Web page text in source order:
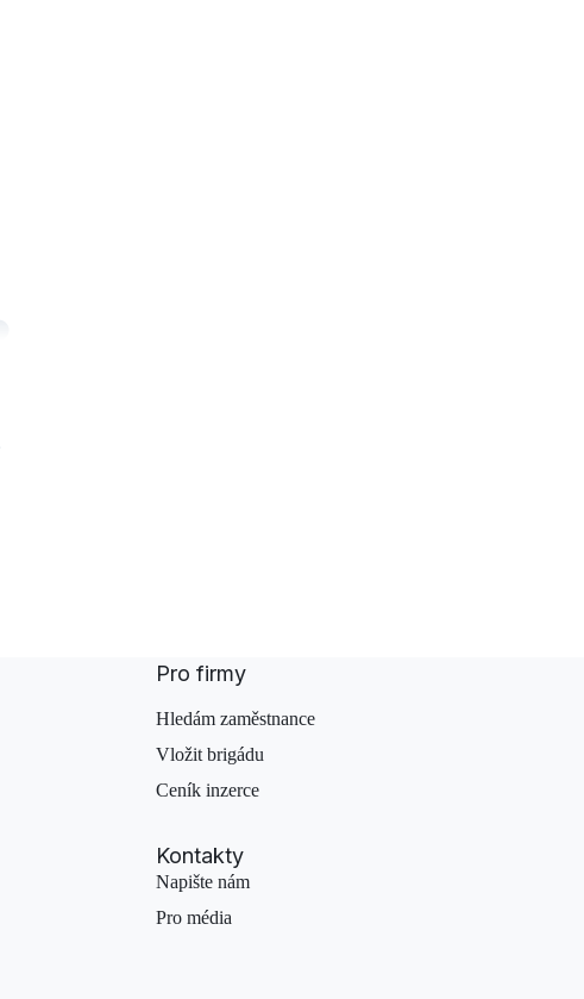
Pro firmy
Hledám zaměstnance
Vložit brigádu
Ceník inzerce
Kontakty
Napište nám
Pro média